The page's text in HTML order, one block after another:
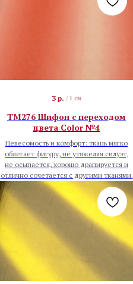
3 р. / 1 см
TM276 Шифон с переходом
цвета Color №4
Невесомость и комфорт: ткань мягко
облегает фигуру, не утяжеляя силуэт,
не осыпается, хорошо драпируется и
отлично сочетается с другими тканями.